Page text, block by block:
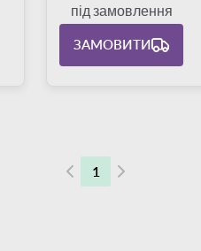
під замовлення
ЗАМОВИТИ
1